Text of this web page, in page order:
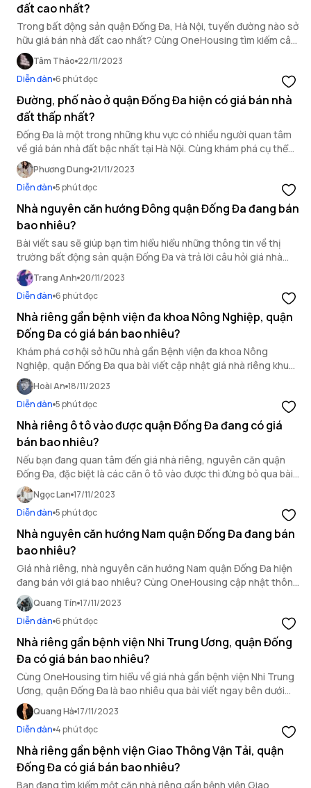
đất cao nhất?
Trong bất động sản quận Đống Đa, Hà Nội, tuyến đường nào sở
hữu giá bán nhà đất cao nhất? Cùng OneHousing tìm kiếm câu
trả lời trong bài viết dưới đây nhé.
Tâm Thảo 22/11/2023
Diễn đàn 6 phút đọc
Đường, phố nào ở quận Đống Đa hiện có giá bán nhà
đất thấp nhất?
Đống Đa là một trong những khu vực có nhiều người quan tâm
về giá bán nhà đất bậc nhất tại Hà Nội. Cùng khám phá cụ thể
hơn về thị trường nhà đất tại đây trong bài viết sau.
Phương Dung 21/11/2023
Diễn đàn 5 phút đọc
Nhà nguyên căn hướng Đông quận Đống Đa đang bán
bao nhiêu?
Bài viết sau sẽ giúp bạn tìm hiểu hiểu những thông tin về thị
trường bất động sản quận Đống Đa và trả lời câu hỏi giá nhà
riêng, nguyên căn hướng Đông tại đây là bao nhiêu.
Trang Anh 20/11/2023
Diễn đàn 6 phút đọc
Nhà riêng gần bệnh viện đa khoa Nông Nghiệp, quận
Đống Đa có giá bán bao nhiêu?
Khám phá cơ hội sở hữu nhà gần Bệnh viện đa khoa Nông
Nghiệp, quận Đống Đa qua bài viết cập nhật giá nhà riêng khu
vực này.
Hoài An 18/11/2023
Diễn đàn 5 phút đọc
Nhà riêng ô tô vào được quận Đống Đa đang có giá
bán bao nhiêu?
Nếu bạn đang quan tâm đến giá nhà riêng, nguyên căn quận
Đống Đa, đặc biệt là các căn ô tô vào được thì đừng bỏ qua bài
viết sau của OneHousing.
Ngọc Lan 17/11/2023
Diễn đàn 5 phút đọc
Nhà nguyên căn hướng Nam quận Đống Đa đang bán
bao nhiêu?
Giá nhà riêng, nhà nguyên căn hướng Nam quận Đống Đa hiện
đang bán với giá bao nhiêu? Cùng OneHousing cập nhật thông
tin mới nhất về giá bất động sản quận Đống Đa nhé.
Quang Tín 17/11/2023
Diễn đàn 6 phút đọc
Nhà riêng gần bệnh viện Nhi Trung Ương, quận Đống
Đa có giá bán bao nhiêu?
Cùng OneHousing tìm hiểu về giá nhà gần bệnh viện Nhi Trung
Ương, quận Đống Đa là bao nhiêu qua bài viết ngay bên dưới
đây!
Quang Hà 17/11/2023
Diễn đàn 4 phút đọc
Nhà riêng gần bệnh viện Giao Thông Vận Tải, quận
Đống Đa có giá bán bao nhiêu?
Bạn đang tìm kiếm một căn nhà riêng gần bệnh viện Giao